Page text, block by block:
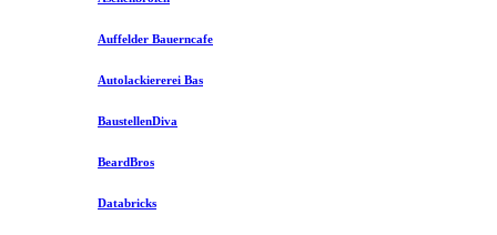
Auffelder Bauerncafe
Autolackiererei Bas
BaustellenDiva
BeardBros
Databricks